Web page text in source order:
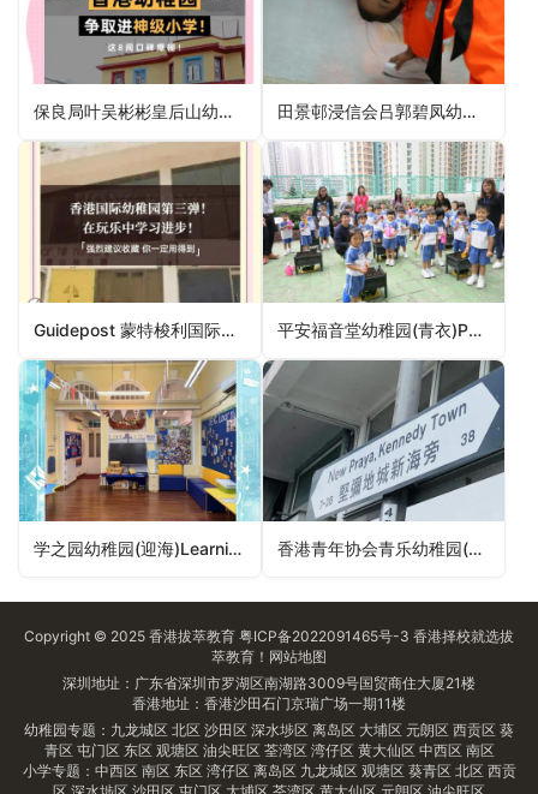
保良局叶吴彬彬皇后山幼稚园PLK Yip Ng Bun Bun Queen’s Hill Kindergarten（北区幼稚园） 田景邨浸信会吕郭碧凤幼稚园Tin King Estate Baptist Lui Kwok Pat Fong Kindergarten（屯门区幼稚园）
Guidepost 蒙特梭利国际幼稚园(清水湾)Guidepost Montessori International Kindergarten (Clearwater Bay)（西贡区幼稚园） 平安福音堂幼稚园(青衣)Peace Evangelical Centre Kindergarten (Tsing Yi)（葵青区幼稚园）
学之园幼稚园(迎海)Learning Habitat Kindergarten (Double Cove)（沙田区幼稚园） 香港青年协会青乐幼稚园(油麻地)HKFYG Ching Lok Kindergarten (Yaumatei)（油尖旺区幼稚园）
Copyright © 2025 香港拔萃教育 粤ICP备2022091465号-3 香港择校就选拔
萃教育！ 网站地图
深圳地址：广东省深圳市罗湖区南湖路3009号国贸商住大厦21楼
香港地址：香港沙田石门京瑞广场一期11楼
幼稚园专题： 九龙城区 北区 沙田区 深水埗区 离岛区 大埔区 元朗区 西贡区 葵
青区 屯门区 东区 观塘区 油尖旺区 荃湾区 湾仔区 黄大仙区 中西区 南区
小学专题： 中西区 南区 东区 湾仔区 离岛区 九龙城区 观塘区 葵青区 北区 西贡